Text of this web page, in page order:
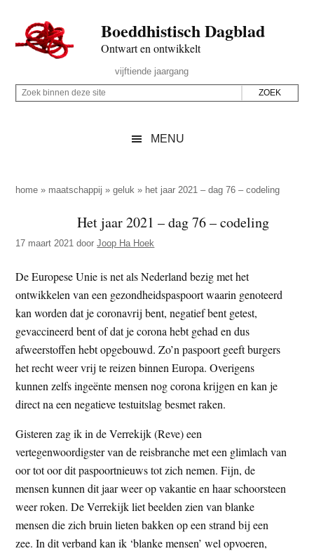
naar
de
inhoud
secondary
naar
de
sidebar
naar
de
Boeddhistisch Dagblad
Ontwart en ontwikkelt
Rechts
vijftiende jaargang
Z
p
z
e
s
i
t
e
Z
i
e
d
e
z
e
s
i
t
e
MENU
home » maatschappij »geluk » het jaar 2021 – dag 76 – codeling
Het jaar 2021 – dag 76 – codeling
17 maart 2021 doorJoop Ha Hoek
De Europese Unie is net als Nederland bezig met het
ontwikkelen van een gezondheidspaspoort waarin genoteerd
kan worden dat je coronavrij bent, negatief bent getest,
gevaccineerd bent of dat je corona hebt gehad en dus
afweerstoffen hebt opgebouwd. Zo’n paspoort geeft burgers
het recht weer vrij te reizen binnen Europa. Overigens
kunnen zelfs ingeënte mensen nog corona krijgen en kan je
direct na een negatieve testuitslag besmet raken.
Gisteren zag ik in de Verrekijk (Reve) een
vertegenwoordigster van de reisbranche met een glimlach van
oor tot oor dit paspoortnieuws tot zich nemen. Fijn, de
mensen kunnen dit jaar weer op vakantie en haar schoorsteen
weer roken. De Verrekijk liet beelden zien van blanke
mensen die zich bruin lieten bakken op een strand bij een
zee. In dit verband kan ik ‘blanke mensen’ wel opvoeren,